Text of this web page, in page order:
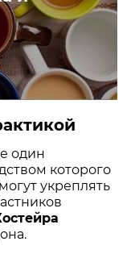
один
которого
укреплять